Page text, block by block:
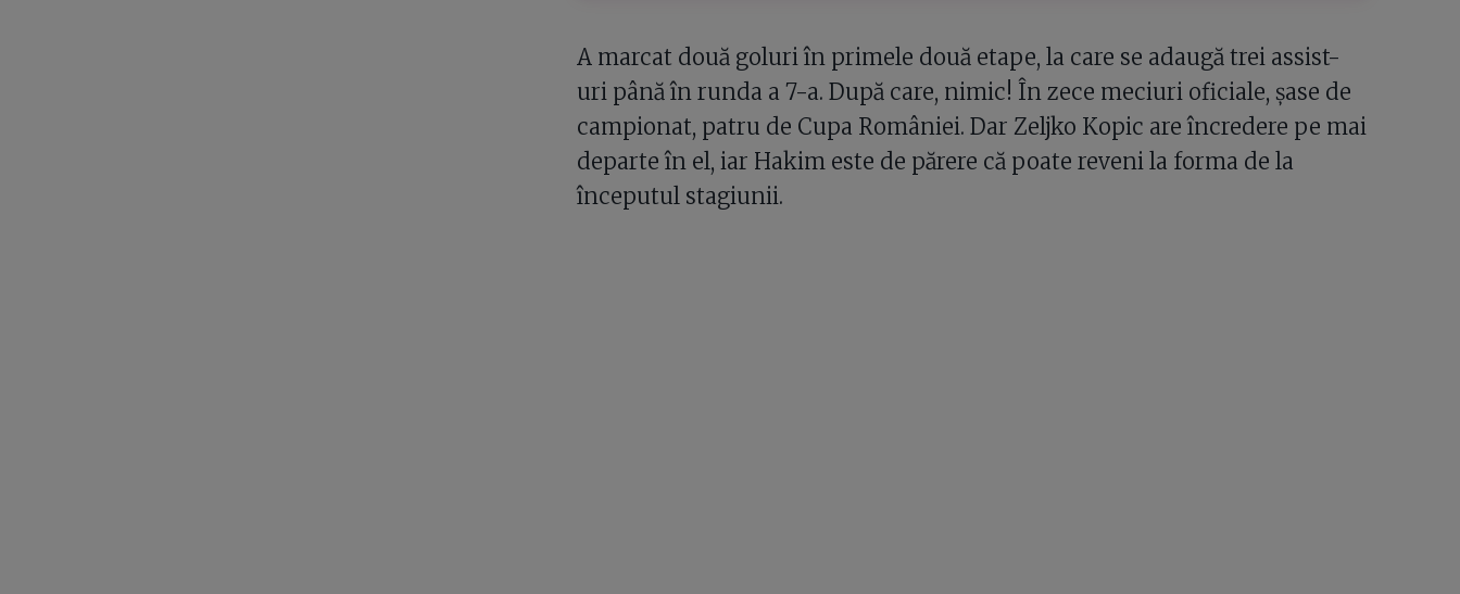
A marcat două goluri în primele două etape, la care se adaugă trei assist-
uri până în runda a 7-a. După care, nimic! În zece meciuri oficiale, șase de
campionat, patru de Cupa României. Dar Zeljko Kopic are încredere pe mai
departe în el, iar Hakim este de părere că poate reveni la forma de la
începutul stagiunii.